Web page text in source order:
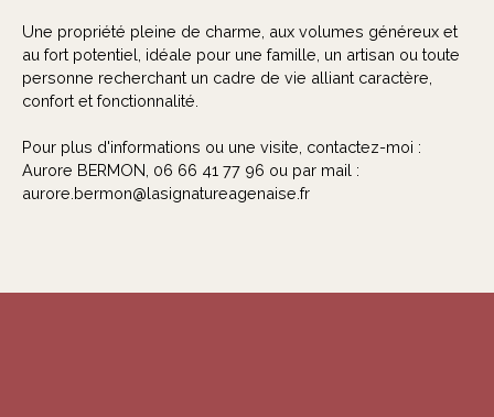
Une propriété pleine de charme, aux volumes généreux et
au fort potentiel, idéale pour une famille, un artisan ou toute
personne recherchant un cadre de vie alliant caractère,
confort et fonctionnalité.
Pour plus d'informations ou une visite, contactez-moi :
Aurore BERMON, 06 66 41 77 96 ou par mail :
aurore.bermon@lasignatureagenaise.fr